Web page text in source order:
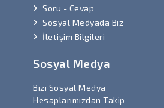
Soru - Cevap
Sosyal Medyada Biz
İletişim Bilgileri
Sosyal Medya
Bizi Sosyal Medya
Hesaplarımızdan Takip